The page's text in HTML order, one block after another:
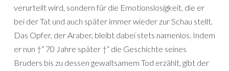
verurteilt wird, sondern für die Emotionslosigkeit, die er
bei der Tat und auch später immer wieder zur Schau stellt.
Das Opfer, der Araber, bleibt dabei stets namenlos. Indem
er nun †“ 70 Jahre später †“ die Geschichte seines
Bruders bis zu dessen gewaltsamem Tod erzählt, gibt der